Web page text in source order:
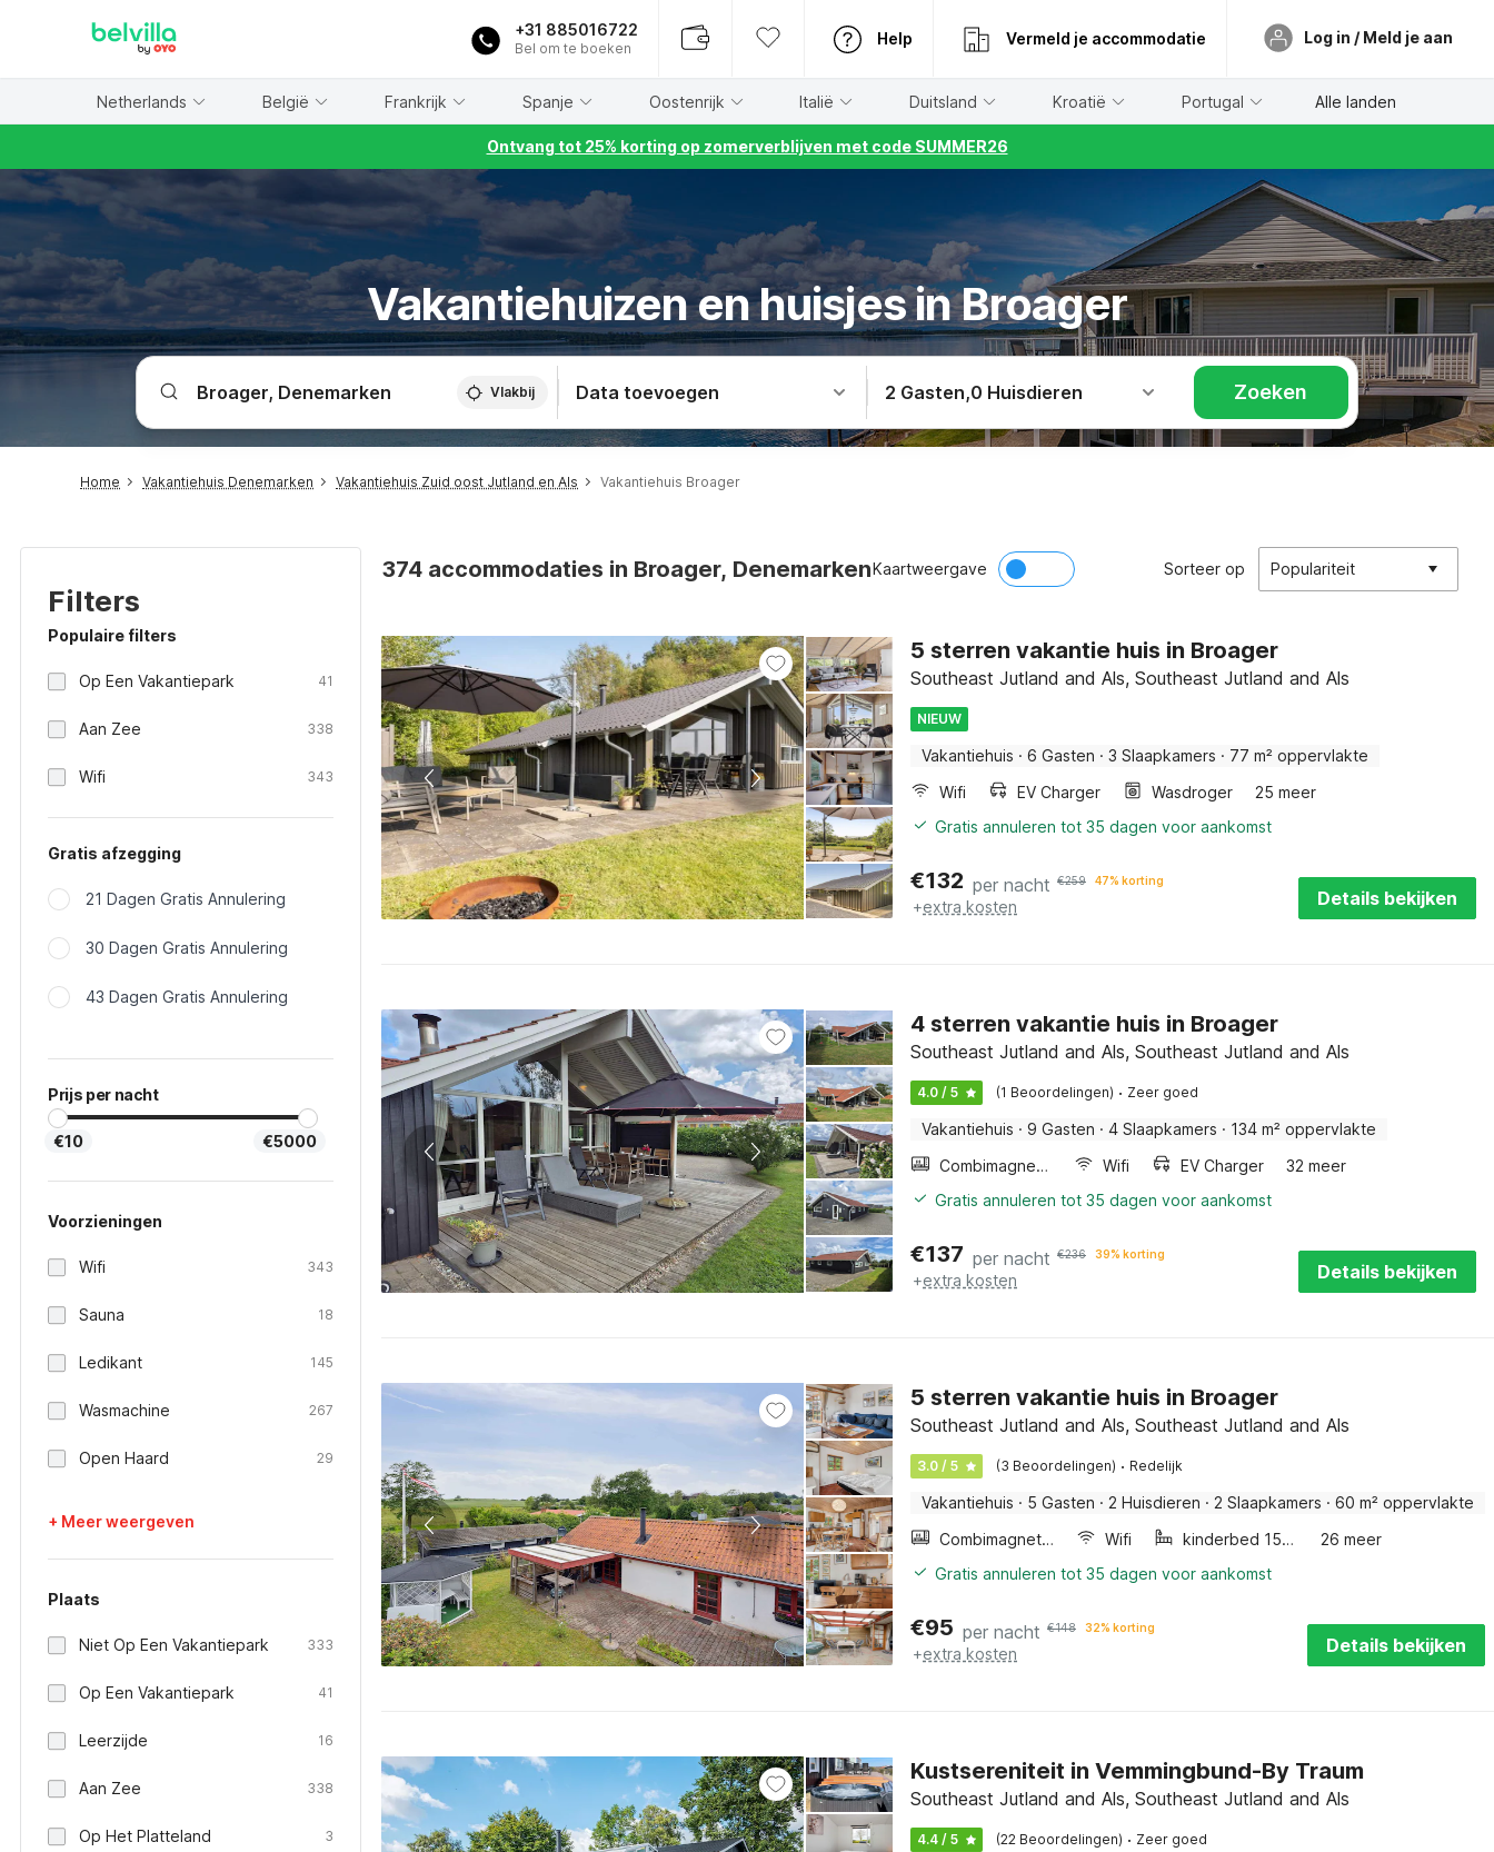
+31 885016722
Bel om te boeken
Help Vermeld je accommodatie Log in / Meld je aan
Netherlands België Frankrijk Spanje Oostenrijk Italië Duitsland Kroatië Portugal Alle landen
Ontvang tot 25% korting op zomerverblijven met code SUMMER26
Vakantiehuizen en huisjes in Broager
Vlakbij Data toevoegen 2 Gasten,0 Huisdieren Zoeken
Home Vakantiehuis Denemarken Vakantiehuis Zuid oost Jutland en Als Vakantiehuis Broager
Filters
Populaire filters
Op Een Vakantiepark 41
Aan Zee 338
Wifi 343
Gratis afzegging
21 Dagen Gratis Annulering
30 Dagen Gratis Annulering
43 Dagen Gratis Annulering
Prijs per nacht
€10 €5000
Voorzieningen
Wifi 343
Sauna 18
Ledikant 145
Wasmachine 267
Open Haard 29
+ Meer weergeven
Plaats
Niet Op Een Vakantiepark 333
Op Een Vakantiepark 41
Leerzijde 16
Aan Zee 338
Op Het Platteland 3
374 accommodaties in Broager, DenemarkenKaartweergave Sorteer op Populariteit
5 sterren vakantie huis in Broager
Southeast Jutland and Als, Southeast Jutland and Als
NIEUW
Vakantiehuis · 6 Gasten · 3 Slaapkamers · 77 m² oppervlakte
Wifi
EV Charger Wasdroger
25 meer
Gratis annuleren tot 35 dagen voor aankomst
€132 per nacht €259 47% korting
+extra kosten Details bekijken
4 sterren vakantie huis in Broager
Southeast Jutland and Als, Southeast Jutland and Als
4.0 / 5 (1 Beoordelingen) · Zeer goed
Vakantiehuis · 9 Gasten · 4 Slaapkamers · 134 m² oppervlakte
Combimagnetron
Wifi EV Charger
32 meer
Gratis annuleren tot 35 dagen voor aankomst
€137 per nacht €236 39% korting
+extra kosten Details bekijken
5 sterren vakantie huis in Broager
Southeast Jutland and Als, Southeast Jutland and Als
3.0 / 5 (3 Beoordelingen) · Redelijk
Vakantiehuis · 5 Gasten · 2 Huisdieren · 2 Slaapkamers · 60 m² oppervlakte
Combimagnetron
Wifi kinderbed 150 cm.
26 meer
Gratis annuleren tot 35 dagen voor aankomst
€95 per nacht €148 32% korting
+extra kosten Details bekijken
Kustsereniteit in Vemmingbund-By Traum
Southeast Jutland and Als, Southeast Jutland and Als
4.4 / 5 (22 Beoordelingen) · Zeer goed